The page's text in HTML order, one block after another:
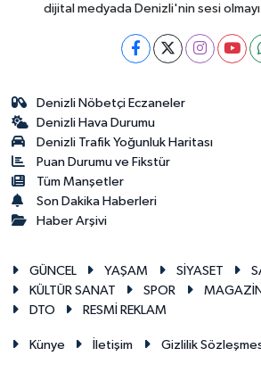
dijital medyada Denizli'nin sesi
Denizli Nöbetçi Eczaneler
Denizli Hava Durumu
Denizli Trafik Yoğunluk Haritası
Puan Durumu ve Fikstür
Tüm Manşetler
Son Dakika Haberleri
Haber Arşivi
GÜNCEL YAŞAM SİYASET
KÜLTÜR SANAT
SPOR
DTO
RESMİ REKLAM
Künye İletişim Gizlilik